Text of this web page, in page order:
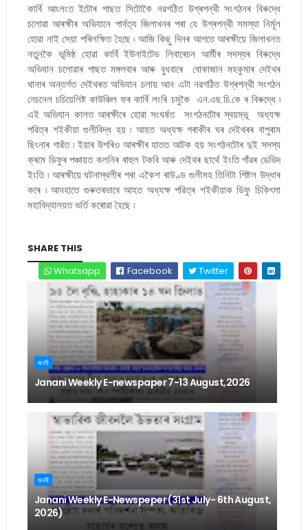
কাৰ্বি আংলংত ইটোৰ পাছত সিটোকৈ নৱগঠিত উগ্ৰপন্থী সংগঠনৰ বিৰুদ্ধে
চলোৱা আৰক্ষীৰ অভিযানে পাৰ্বত্য জিলাখনৰ পৰা যে উগ্ৰপন্থী সমস্যা নিৰ্মূল
হোৱা নাই সেয়া পৰিলক্ষিত হৈছে ৷ আজি কিছু দিনৰ আগতে আৰক্ষীয়ে জিলাখনত
নতুনকৈ ভূমিষ্ঠ হোৱা কাৰ্বি ইউনাইটেড লিবাৰেচন আৰ্মীৰ সদস্যৰ বিৰুদ্ধে
অভিযান চলোৱাৰ পাছত মঙ্গলবাৰ আৰু বুধবাৰে বোকাজান মহকুমাৰ দেইথৰ
থানাৰ অন্তৰ্গত দেইথৰত অভিযান চলায় আন এটা নৱগঠিত উগ্ৰপন্থী সংগঠন
নেচনেল চচিয়েলিষ্ট কাউঞ্চিল ফৰ কাৰ্বি লংৰি চমুকৈ এন.এছ.চি.কে ৰ বিৰুদ্ধে ৷
এই অভিযান কালত আৰক্ষীৰে হোৱা সংঘৰ্ষত সংগঠনটোৰ স্বয়ম্ভূ অধ্যক্ষ
পৱিত্ৰ শইকীয়া গুলীবিদ্ধ হয় ৷ আহত অধ্যক্ষ গৰাকীৰ ঘৰ দেইথৰৰ বাপুৰাম
ছিংনাৰ গাৱঁত ৷ ইয়াৰ উপৰিও আৰক্ষীৰ হাতত আটক হয় সংগঠনটোৰ দুই সদস্য
ক্ৰমে ডিফুৰ পঞ্চায়ত কলনিৰ ৰাহুল টকবি আৰু দেইথৰ ছাৰ্থে ইংতি গাঁৱৰ ডেভিদ
ইংতি ৷ আৰক্ষীয়ে ঘটনাস্থলীৰ পৰা একৈশ ৰাউণ্ড গুলীসহ তিনিটা পিষ্টল উদ্ধাৰ
কৰে ৷ আনহাতে গুৰুতৰভাবে আহত অধ্যক্ষ পৱিত্ৰ শইকীয়াক ডিফু চিকিৎসা
মহাবিদ্যালয়ত ভৰ্তি কৰোৱা হৈছে ৷
SHARE THIS
Whatsapp
Facebook Twitter
জননী
Janani Weekly E-newspaper 7-13 August,2026
জননী
Janani Weekly E-Newspeper (31st July- 6th August,
2026)